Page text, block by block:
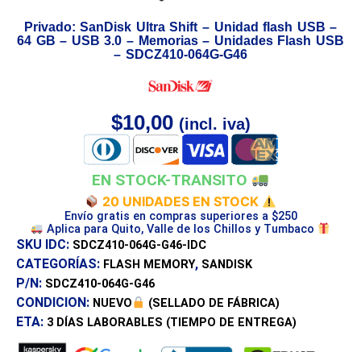
Privado: SanDisk Ultra Shift – Unidad flash USB –
64 GB – USB 3.0 – Memorias – Unidades Flash USB
– SDCZ410-064G-G46
$10,00 (incl. iva)
EN STOCK-TRANSITO
20 UNIDADES EN STOCK
Envío gratis en compras superiores a $250
Aplica para Quito, Valle de los Chillos y Tumbaco
SKU IDC: SDCZ410-064G-G46-IDC
CATEGORÍAS: FLASH MEMORY, SANDISK
P/N: SDCZ410-064G-G46
CONDICION: NUEVO (SELLADO DE FÁBRICA)
ETA: 3 DÍAS LABORABLES (TIEMPO DE ENTREGA)